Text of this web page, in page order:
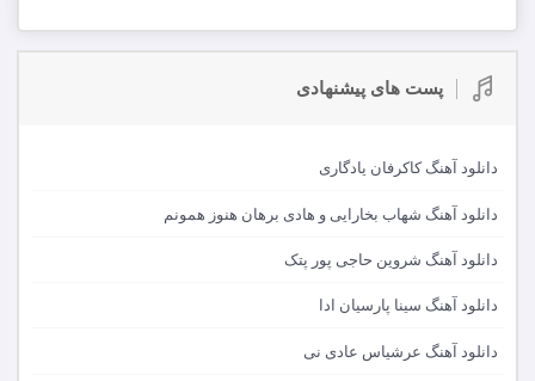
پست های پیشنهادی
دانلود آهنگ کاکرفان یادگاری
دانلود آهنگ شهاب بخارایی و هادی برهان هنوز همونم
دانلود آهنگ شروین حاجی پور پتک
دانلود آهنگ سینا پارسیان ادا
دانلود آهنگ عرشیاس عادی نی